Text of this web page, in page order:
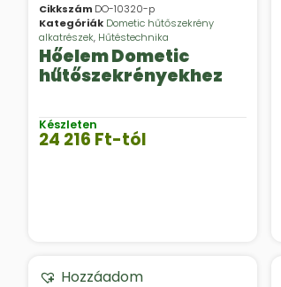
Cikkszám DO-10320-p
Kategóriák Dometic hűtőszekrény
alkatrészek, Hűtéstechnika
Hőelem Dometic
hűtőszekrényekhez
Készleten
24 216 Ft-tól
Hozzáadom